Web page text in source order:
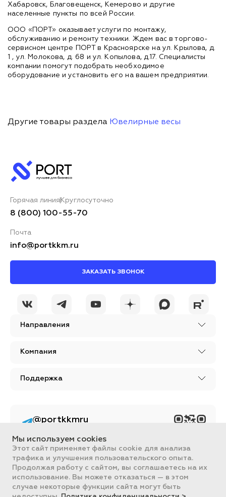
Хабаровск, Благовещенск, Кемерово и другие
населенные пункты по всей России.
ООО «ПОРТ» оказывает услуги по монтажу,
обслуживанию и ремонту техники. Ждем вас в торгово-
сервисном центре ПОРТ в Красноярске на ул. Крылова, д.
1 , ул. Молокова, д. 68 и ул. Копылова, д.17. Специалисты
компании помогут подобрать необходимое
оборудование и установить его на вашем предприятии.
Другие товары раздела Ювелирные весы
Направления
Компания
Поддержка
Горячая линия Круглосуточно
8 (800) 100-55-70
Почта
info@portkkm.ru
ЗАКАЗАТЬ ЗВОНОК
Вся информация, размещенная на сайте, носит ознакомительный
характер и не является публичной офертой, определяемой
положениями Статьи 437 ГК РФ.
Все цены на сайте указаны с НДС. ООО "ПОРТ" ИНН 2461018892,
ОГРН 1022401953496
@portkkmru
контент PORT - бизнес
портал
Мы используем cookies
Этот сайт применяет файлы cookie для анализа
трафика и улучшения пользовательского опыта.
Продолжая работу с сайтом, вы соглашаетесь на их
использование. Вы можете отказаться — в этом
случае некоторые функции сайта могут быть